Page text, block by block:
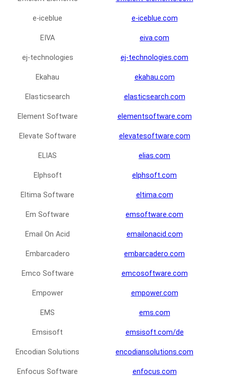
e-iceblue e-iceblue.com
EIVA eiva.com
ej-technologies ej-technologies.com
Ekahau ekahau.com
Elasticsearch elasticsearch.com
Element Software elementsoftware.com
Elevate Software elevatesoftware.com
ELIAS elias.com
Elphsoft elphsoft.com
Eltima Software eltima.com
Em Software emsoftware.com
Email On Acid emailonacid.com
Embarcadero embarcadero.com
Emco Software emcosoftware.com
Empower empower.com
EMS ems.com
Emsisoft emsisoft.com/de
Encodian Solutions encodiansolutions.com
Enfocus Software enfocus.com